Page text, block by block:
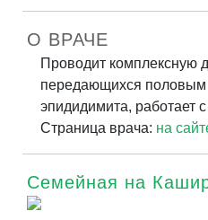
О ВРАЧЕ
Проводит комплексную
передающихся половым
эпидидимита, работает
Страница врача: на
Семейная на